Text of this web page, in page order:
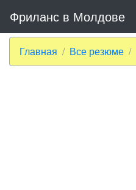
Фриланс в Молдове
Главная Все резюме